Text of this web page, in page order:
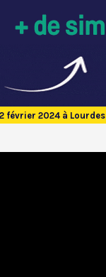
février 2024 à Lourdes